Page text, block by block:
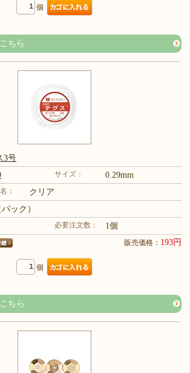
個
ちら
3号
サイズ： 0.29mm
： クリア
ック）
必要注文数： 1個
販売価格： 193円
個
ちら